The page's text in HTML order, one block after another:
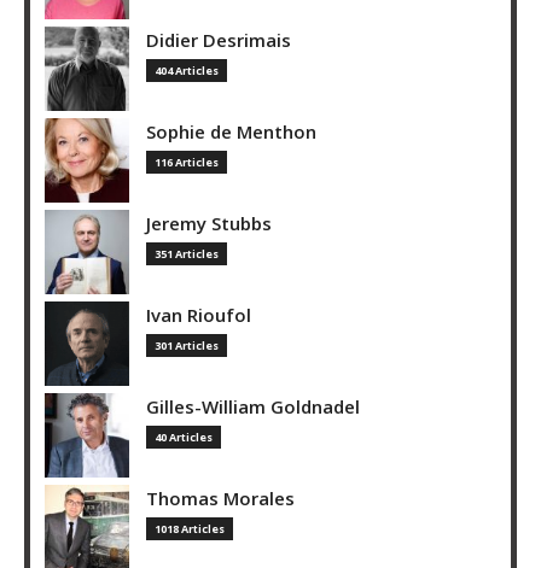
Didier Desrimais
404 Articles
Sophie de Menthon
116 Articles
Jeremy Stubbs
351 Articles
Ivan Rioufol
301 Articles
Gilles-William Goldnadel
40 Articles
Thomas Morales
1018 Articles